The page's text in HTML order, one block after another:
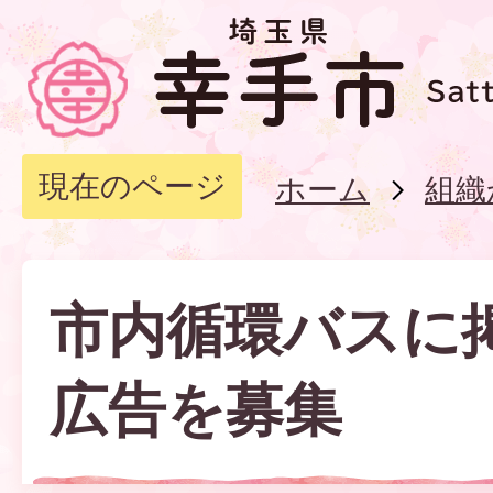
現在のページ ホーム 組
市内循環バスに
広告を募集